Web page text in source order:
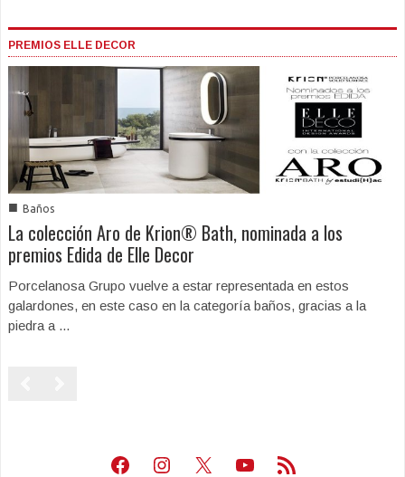
PREMIOS ELLE DECOR
■ Baños
La colección Aro de Krion® Bath, nominada a los
premios Edida de Elle Decor
Porcelanosa Grupo vuelve a estar representada en estos
galardones, en este caso en la categoría baños, gracias a la
piedra a ...
Facebook
Instagram
X Youtube
Feed RSS